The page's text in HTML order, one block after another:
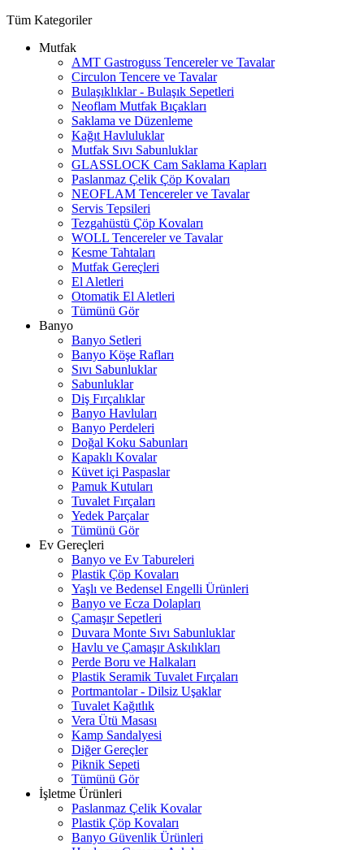
Tüm Kategoriler
Mutfak
AMT Gastroguss Tencereler ve Tavalar
Circulon Tencere ve Tavalar
Bulaşıklıklar - Bulaşık Sepetleri
Neoflam Mutfak Bıçakları
Saklama ve Düzenleme
Kağıt Havluluklar
Mutfak Sıvı Sabunluklar
GLASSLOCK Cam Saklama Kapları
Paslanmaz Çelik Çöp Kovaları
NEOFLAM Tencereler ve Tavalar
Servis Tepsileri
Tezgahüstü Çöp Kovaları
WOLL Tencereler ve Tavalar
Kesme Tahtaları
Mutfak Gereçleri
El Aletleri
Otomatik El Aletleri
Tümünü Gör
Banyo
Banyo Setleri
Banyo Köşe Rafları
Sıvı Sabunluklar
Sabunluklar
Diş Fırçalıklar
Banyo Havluları
Banyo Perdeleri
Doğal Koku Sabunları
Kapaklı Kovalar
Küvet içi Paspaslar
Pamuk Kutuları
Tuvalet Fırçaları
Yedek Parçalar
Tümünü Gör
Ev Gereçleri
Banyo ve Ev Tabureleri
Plastik Çöp Kovaları
Yaşlı ve Bedensel Engelli Ürünleri
Banyo ve Ecza Dolapları
Çamaşır Sepetleri
Duvara Monte Sıvı Sabunluklar
Havlu ve Çamaşır Askılıkları
Perde Boru ve Halkaları
Plastik Seramik Tuvalet Fırçaları
Portmantolar - Dilsiz Uşaklar
Tuvalet Kağıtlık
Vera Ütü Masası
Kamp Sandalyesi
Diğer Gereçler
Piknik Sepeti
Tümünü Gör
İşletme Ürünleri
Paslanmaz Çelik Kovalar
Plastik Çöp Kovaları
Banyo Güvenlik Ürünleri